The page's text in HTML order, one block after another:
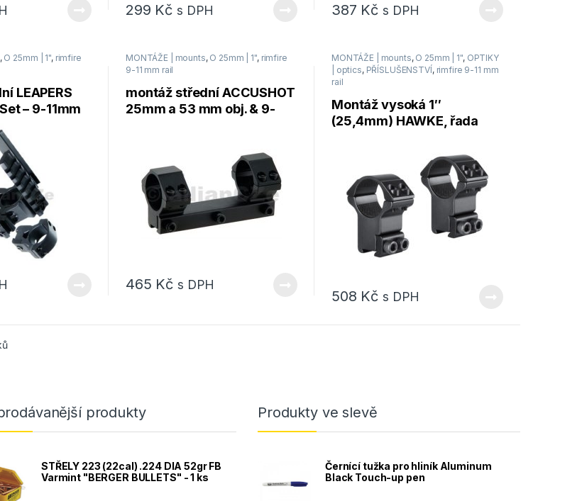
299 Kč s DPH 387 Kč s DPH
, O 25mm | 1", rimfire
LEAPERS
– 9-11mm
MONTÁŽE | mounts, O 25mm | 1", rimfire
9-11 mm rail
montáž střední ACCUSHOT
25mm a 53 mm obj. & 9-
465 Kč s DPH
MONTÁŽE | mounts, O 25mm | 1", OPTIKY
| optics, PŘÍSLUŠENSTVÍ, rimfire 9-11 mm
rail
Montáž vysoká 1″
(25,4mm) HAWKE, řada
508 Kč s DPH
Seřazeno od nejnovějších
produkty
STŘELY 223 (22cal) .224 DIA 52gr FB
Varmint "BERGER BULLETS" - 1 ks
Produkty ve slevě
Černící tužka pro hliník Aluminum
Black Touch-up pen